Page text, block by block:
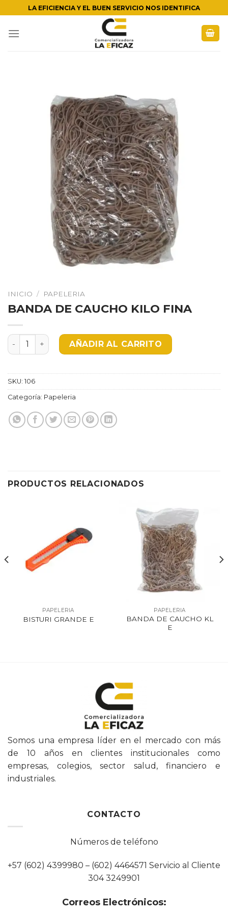
to
content
LA EFICIENCIA Y EL BUEN SERVICIO NOS IDENTIFICA
INICIO / PAPELERIA
BANDA DE CAUCHO KILO FINA
BANDA DE CAUCHO KILO FINA cantidad
AÑADIR AL CARRITO
SKU: 106
Categoría: Papeleria
PRODUCTOS RELACIONADOS
PAPELERIA
BISTURI GRANDE E
PAPELERIA
BANDA DE CAUCHO KL
E
Somos una empresa líder en el mercado con más
de 10 años en clientes institucionales como
empresas, colegios, sector salud, financiero e
industriales.
CONTACTO
Números de teléfono
+57 (602) 4399980 – (602) 4464571 Servicio al Cliente
304 3249901
Correos Electrónicos: